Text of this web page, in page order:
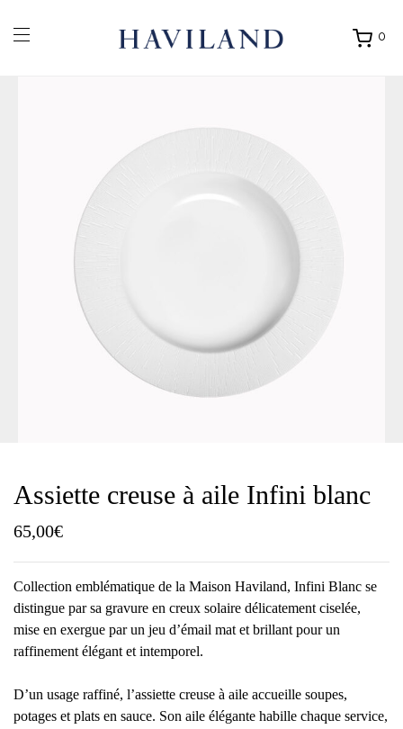
0
Ouvrir
Assiette creuse à aile Infini blanc
65,00€
Collection emblématique de la Maison Haviland, Infini Blanc se
distingue par sa gravure en creux solaire délicatement ciselée,
mise en exergue par un jeu d’émail mat et brillant pour un
raffinement élégant et intemporel.
D’un usage raffiné, l’assiette creuse à aile accueille soupes,
potages et plats en sauce. Son aile élégante habille chaque service,